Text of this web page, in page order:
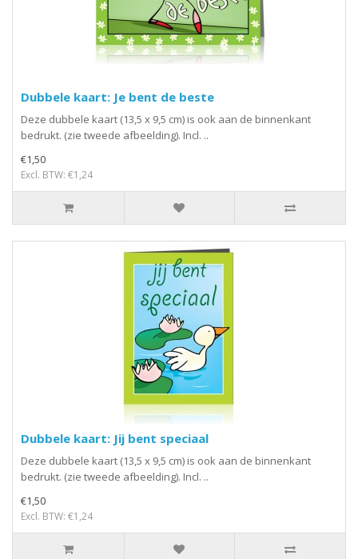
Dubbele kaart: Je bent de beste
Deze dubbele kaart (13,5 x 9,5 cm) is ook aan de binnenkant
bedrukt. (zie tweede afbeelding). Incl. ..
€1,50
Excl. BTW: €1,24
Dubbele kaart: Jij bent speciaal
Deze dubbele kaart (13,5 x 9,5 cm) is ook aan de binnenkant
bedrukt. (zie tweede afbeelding). Incl. ..
€1,50
Excl. BTW: €1,24